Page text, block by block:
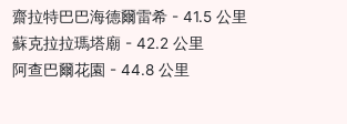
齋拉特巴巴海德爾雷希 - 41.5 公里
蘇克拉拉瑪塔廟 - 42.2 公里
阿查巴爾花園 - 44.8 公里